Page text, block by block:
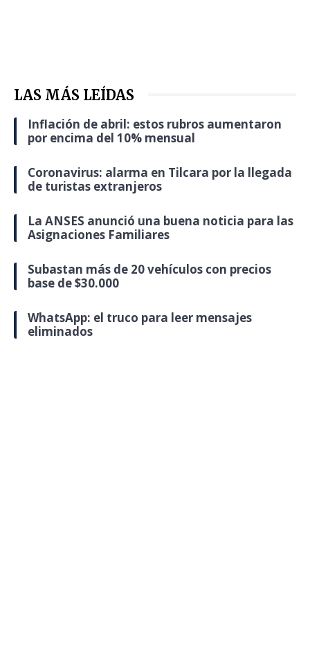
LAS MÁS LEÍDAS
Inflación de abril: estos rubros aumentaron
por encima del 10% mensual
Coronavirus: alarma en Tilcara por la llegada
de turistas extranjeros
La ANSES anunció una buena noticia para las
Asignaciones Familiares
Subastan más de 20 vehículos con precios
base de $30.000
WhatsApp: el truco para leer mensajes
eliminados